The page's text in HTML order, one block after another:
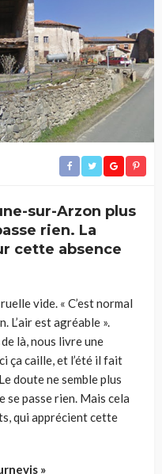
sur-Arzon plus
rien. La
cette absence
vide. « C’est normal
L’air est agréable ».
là, nous livre une
ça caille, et l’été il fait
doute ne semble plus
se passe rien. Mais cela
qui apprécient cette
»